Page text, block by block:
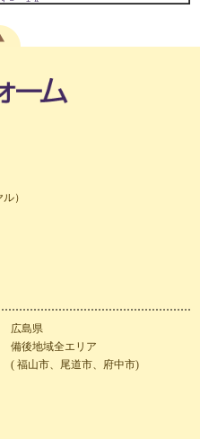
）
広島県
備後地域全エリア
( 福山市、尾道市、府中市)